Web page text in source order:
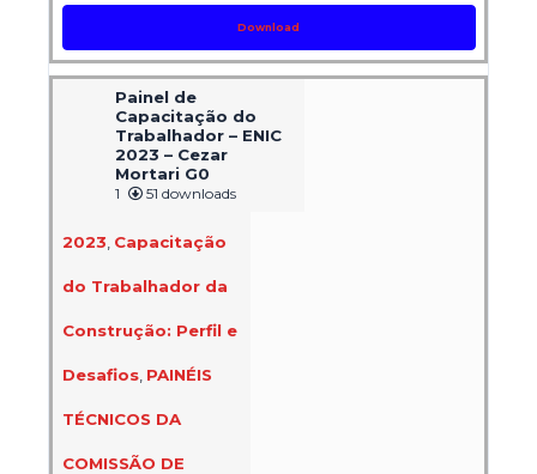
Download
Painel de
Capacitação do
Trabalhador – ENIC
2023 – Cezar
Mortari G0
1 51 downloads
2023 Capacitação
do Trabalhador da
Construção: Perfil e
Desafios, PAINÉIS
TÉCNICOS DA
COMISSÃO DE